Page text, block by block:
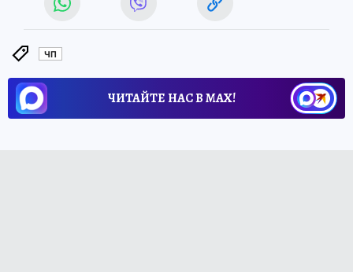
ЧП
ЧИТАЙТЕ НАС В МАХ!